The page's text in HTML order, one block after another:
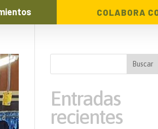
COLABORA
Entradas
recientes